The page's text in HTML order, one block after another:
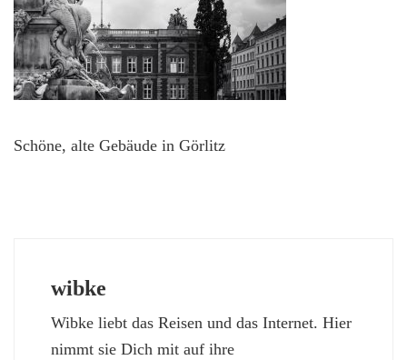
Schöne, alte Gebäude in Görlitz
wibke
Wibke liebt das Reisen und das Internet. Hier
nimmt sie Dich mit auf ihre